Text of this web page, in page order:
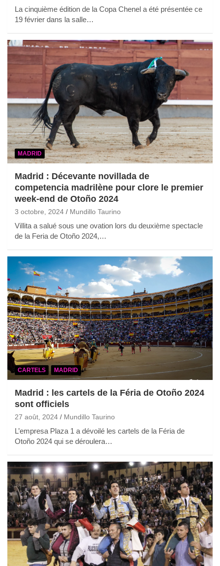
La cinquième édition de la Copa Chenel a été présentée ce
19 février dans la salle…
MADRID
Madrid : Décevante novillada de
competencia madrilène pour clore le premier
week-end de Otoño 2024
3 octobre, 2024 Mundillo Taurino
Villita a salué sous une ovation lors du deuxième spectacle
de la Feria de Otoño 2024,…
CARTELS MADRID
Madrid : les cartels de la Féria de Otoño 2024
sont officiels
27 août, 2024 Mundillo Taurino
L’empresa Plaza 1 a dévoilé les cartels de la Féria de
Otoño 2024 qui se déroulera…